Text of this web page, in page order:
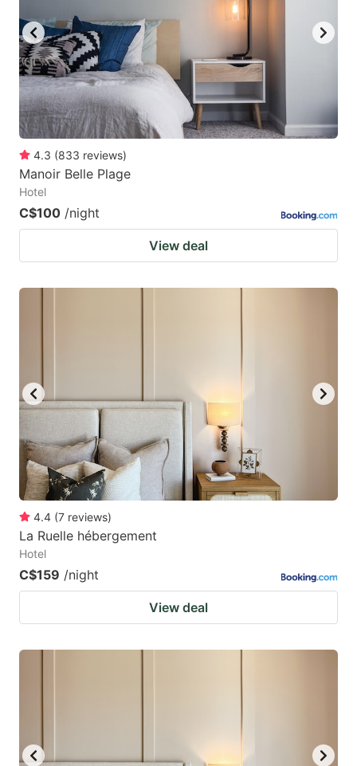
4.3 (833 reviews)
Manoir Belle Plage
Hotel
C$100 /night
View deal
4.4 (7 reviews)
La Ruelle hébergement
Hotel
C$159 /night
View deal